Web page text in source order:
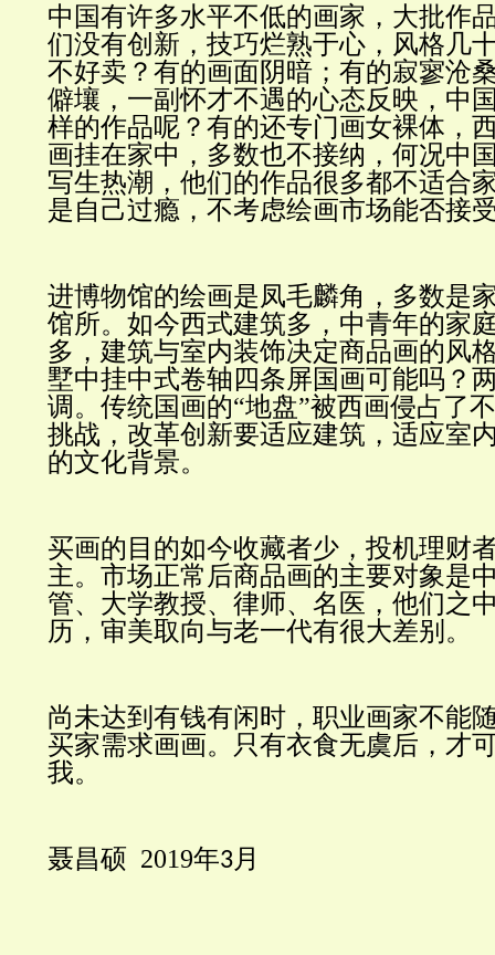
中国有许多水平不低的画家，大批作
们没有创新，技巧烂熟于心，风格几
不好卖？有的画面阴暗；有的寂寥沧
僻壤，一副怀才不遇的心态反映，中
样的作品呢？有的还专门画女裸体，
画挂在家中，多数也不接纳，何况中
写生热潮，他们的作品很多都不适合
是自己过瘾，不考虑绘画市场能否接
进博物馆的绘画是凤毛麟角，多数是
馆所。如今西式建筑多，中青年的家
多，建筑与室内装饰决定商品画的风
墅中挂中式卷轴四条屏国画可能吗？
调。传统国画的“地盘”被西画侵占了
挑战，改革创新要适应建筑，适应室
的文化背景。
买画的目的如今收藏者少，投机理财
主。市场正常后商品画的主要对象是
管、大学教授、律师、名医，他们之
历，审美取向与老一代有很大差别。
尚未达到有钱有闲时，职业画家不能
买家需求画画。只有衣食无虞后，才
我。
聂昌硕 2019年3月